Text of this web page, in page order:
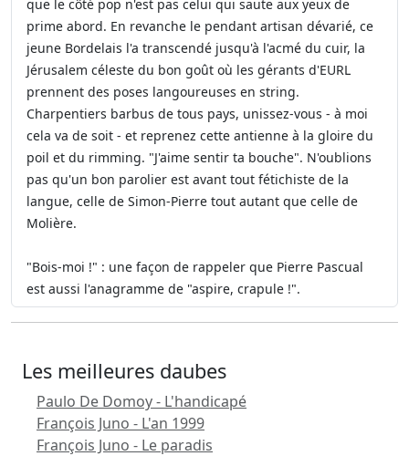
que le côté pop n'est pas celui qui saute aux yeux de
prime abord. En revanche le pendant artisan dévarié, ce
jeune Bordelais l'a transcendé jusqu'à l'acmé du cuir, la
Jérusalem céleste du bon goût où les gérants d'EURL
prennent des poses langoureuses en string.
Charpentiers barbus de tous pays, unissez-vous - à moi
cela va de soit - et reprenez cette antienne à la gloire du
poil et du rimming. "J'aime sentir ta bouche". N'oublions
pas qu'un bon parolier est avant tout fétichiste de la
langue, celle de Simon-Pierre tout autant que celle de
Molière.
"Bois-moi !" : une façon de rappeler que Pierre Pascual
est aussi l'anagramme de "aspire, crapule !".
Les meilleures daubes
Paulo De Domoy - L'handicapé
François Juno - L'an 1999
François Juno - Le paradis